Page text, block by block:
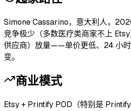
Simone Cassarino，意大利人，
竞争极少（多数医疗类商家不上
供应商）放量——单价更低、24 小时
变。
商业模式
Etsy + Printify POD（特别是